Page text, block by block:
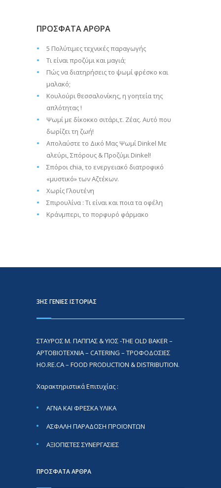
ΠΡΟΣΦΑΤΑ ΑΡΘΡΑ
5 Πολύτιμες τεχνικές παραγωγής
Τι είναι προζύμι και μαγιά;
Πώς να διατηρήσεις το ψωμί φρέσκο και
μαλακό;
Κουλούρι θεσσαλονίκης, η γοητεία της
απλότητας !
Ψωμί με δίκοκκο σιτάρι,τ. Ζέας. Αυτό που
δωρίζει τη ζωή!
Απολαύστε το Δικό Μας Ψωμί Dinkel Με
αλεύρι, Σπόρους & Προζύμι Dinkel!
Σπόροι chia, το ενεργειακό διατροφικό
«μυστικό» των Αζτέκων.
Χωρίς Γλουτένη
Σπιρουλίνα : Τι είναι και ποια τα οφέλη
Κράνμπερι, το πορφυρό φάρμακο
3ΗΣ ΓΕΝΙΈΣ ΙΣΤΟΡΊΑΣ
ΣΤΑΥΡΟΣ Μ. ΠΑΠΠΑΣ & ΥΙΟΣ -THE OLD BAKER –
ΑΡΤΟΒΙΟΤΕΧΝΙΑ – CATERING – ΤΡΟΦΟΔΟΣΙΕΣ
HO.RE.CA – FOOD PRODUCTION & DISTRIBUTION.
Χαρακτηριστικά Επιτυχίας :
ΑΓΝΑ ΚΑΙ ΦΡΕΣΚΑ ΥΛΙΚΑ
ΑΣΦΑΛΗ ΠΑΡΑΔΟΣΗ ΠΡΟΪΟΝΤΩΝ
ΑΞΙΟΠΙΣΤΕΣ ΣΥΝΕΡΓΑΣΙΕΣ
ΠΡΟΣΦΑΤΑ ΑΡΘΡΑ